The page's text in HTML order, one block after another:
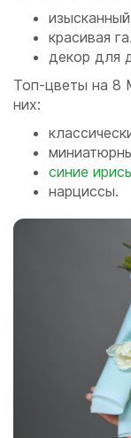
красивая
декор для
Топ-цветы на 8
них:
синие
нарциссы.